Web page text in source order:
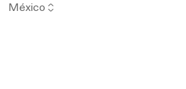
México